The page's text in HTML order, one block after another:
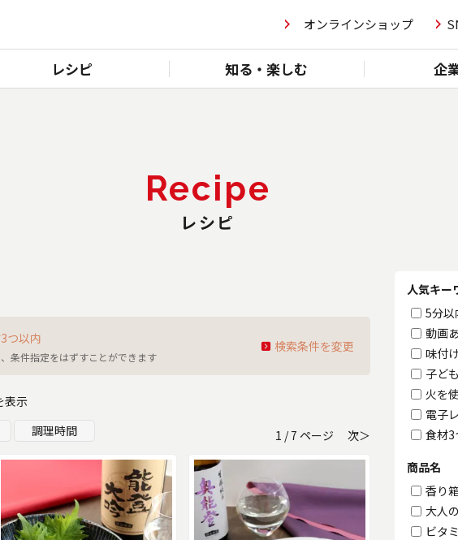
オンラインショップ
レシピ 知る・楽しむ 企
Recipe
レシピ
つ以内
条件指定をはずすことができます
検索条件を変更
表示
調理時間 1 / 7 ページ 次＞
人気キー
5分以
動画
味付
子ど
火を
電子
食材3
商品名
香り
大人
ビタ